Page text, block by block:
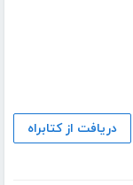
دریافت از کتابراه